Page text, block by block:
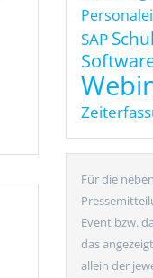
SAP
Für die
Event bzw.
das
allein der